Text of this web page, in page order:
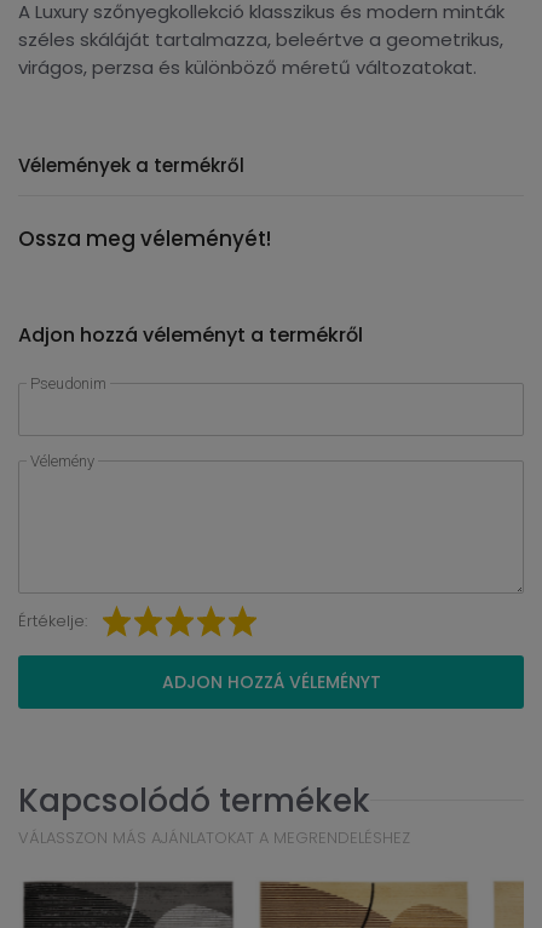
A Luxury szőnyegkollekció klasszikus és modern minták
széles skáláját tartalmazza, beleértve a geometrikus,
virágos, perzsa és különböző méretű változatokat.
Vélemények a termékről
Ossza meg véleményét!
Adjon hozzá véleményt a termékről
Pseudonim
Vélemény
Értékelje:
ADJON HOZZÁ VÉLEMÉNYT
Kapcsolódó termékek
VÁLASSZON MÁS AJÁNLATOKAT A MEGRENDELÉSHEZ